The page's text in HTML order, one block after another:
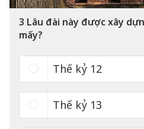
3 Lâu đài này được xây
mấy?
Thế kỷ 12
Thế kỷ 13